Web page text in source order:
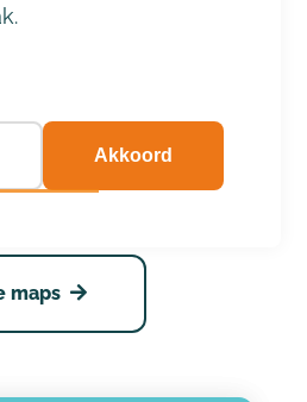
177
maps
Akkoord